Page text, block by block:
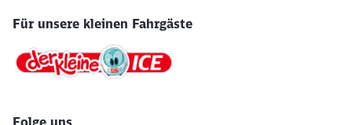
Für unsere kleinen Fahrgäste
Folge uns